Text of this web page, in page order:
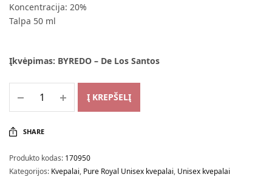
Koncentracija: 20%
Talpa 50 ml
Įkvėpimas: BYREDO – De Los Santos
Į KREPŠELĮ
SHARE
Produkto kodas: 170950
Kategorijos: Kvepalai, Pure Royal Unisex kvepalai, Unisex kvepalai